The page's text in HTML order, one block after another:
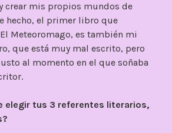
crear mis propios mundos de
hecho, el primer libro que
Meteoromago, es también mi
que está muy mal escrito, pero
al momento en el que soñaba
elegir tus 3 referentes literarios,